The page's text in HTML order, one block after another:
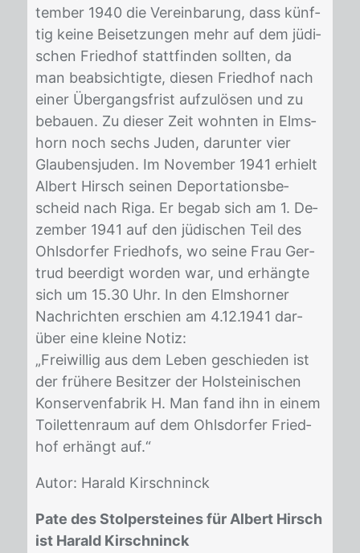
tem­ber 1940 die Ver­ein­ba­rung, dass künf­
tig kei­ne Bei­set­zun­gen mehr auf dem jü­di­
schen Fried­hof statt­fin­den soll­ten, da
man be­ab­sich­tig­te, die­sen Fried­hof nach
ei­ner Über­g­angs­frist auf­zu­lö­sen und zu
be­bau­en. Zu die­ser Zeit wohn­ten in Elms­
horn noch sechs Ju­den, dar­un­ter vier
Glau­bens­ju­den. Im No­vem­ber 1941 er­hielt
Al­bert Hirsch sei­nen De­por­ta­ti­ons­be­
scheid nach Riga. Er be­gab sich am 1. De­
zem­ber 1941 auf den jü­di­schen Teil des
Ohls­dor­fer Fried­hofs, wo sei­ne Frau Ger­
trud be­er­digt wor­den war, und er­häng­te
sich um 15.30 Uhr. In den Elms­hor­ner
Nach­rich­ten er­schien am 4.12.1941 dar­
über eine klei­ne No­tiz:
„Frei­wil­lig aus dem Le­ben ge­schie­den ist
der frü­he­re Be­sit­zer der Hol­stei­ni­schen
Kon­ser­ven­fa­brik H. Man fand ihn in ei­nem
Toi­let­ten­raum auf dem Ohls­dor­fer Fried­
hof er­hängt auf.“
Au­tor: Ha­rald Kir­sch­ninck
Pate des Stolpersteines für Albert Hirsch
ist Harald Kirschninck